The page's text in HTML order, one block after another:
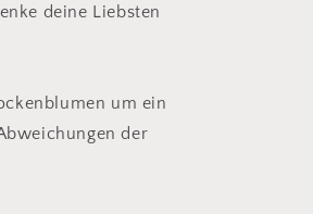
deine Liebsten
um ein
der